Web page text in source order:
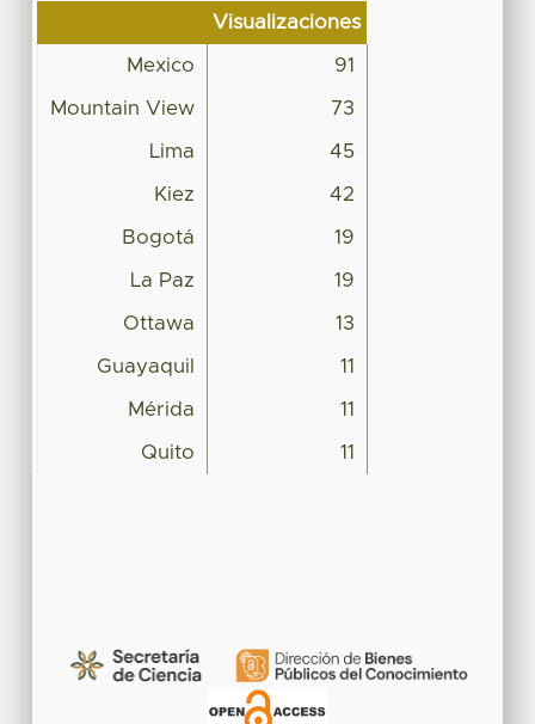
Visualizaciones
Mexico 91
Mountain View 73
Lima 45
Kiez 42
Bogotá 19
La Paz 19
Ottawa 13
Guayaquil 11
Mérida 11
Quito 11